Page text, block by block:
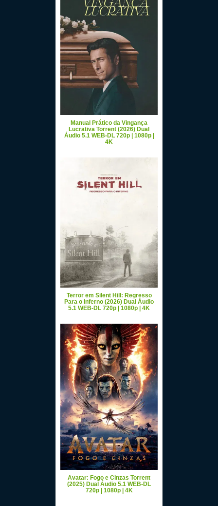
Manual Prático da Vingança
Lucrativa Torrent (2026) Dual
Áudio 5.1 WEB-DL 720p | 1080p |
4K
Terror em Silent Hill: Regresso
Para o Inferno (2026) Dual Áudio
5.1 WEB-DL 720p | 1080p | 4K
Avatar: Fogo e Cinzas Torrent
(2025) Dual Áudio 5.1 WEB-DL
720p | 1080p | 4K